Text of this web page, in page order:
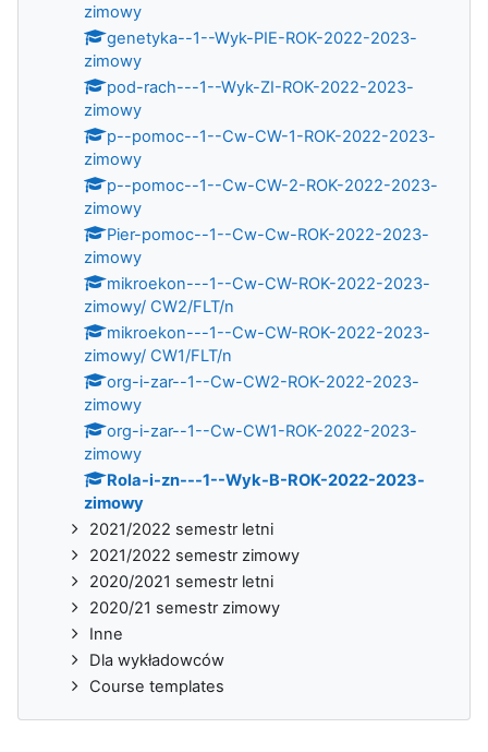
zimowy
genetyka--1--Wyk-PIE-ROK-2022-2023-
zimowy
pod-rach---1--Wyk-ZI-ROK-2022-2023-
zimowy
p--pomoc--1--Cw-CW-1-ROK-2022-2023-
zimowy
p--pomoc--1--Cw-CW-2-ROK-2022-2023-
zimowy
Pier-pomoc--1--Cw-Cw-ROK-2022-2023-
zimowy
mikroekon---1--Cw-CW-ROK-2022-2023-
zimowy/ CW2/FLT/n
mikroekon---1--Cw-CW-ROK-2022-2023-
zimowy/ CW1/FLT/n
org-i-zar--1--Cw-CW2-ROK-2022-2023-
zimowy
org-i-zar--1--Cw-CW1-ROK-2022-2023-
zimowy
Rola-i-zn---1--Wyk-B-ROK-2022-2023-
zimowy
2021/2022 semestr letni
2021/2022 semestr zimowy
2020/2021 semestr letni
2020/21 semestr zimowy
Inne
Dla wykładowców
Course templates